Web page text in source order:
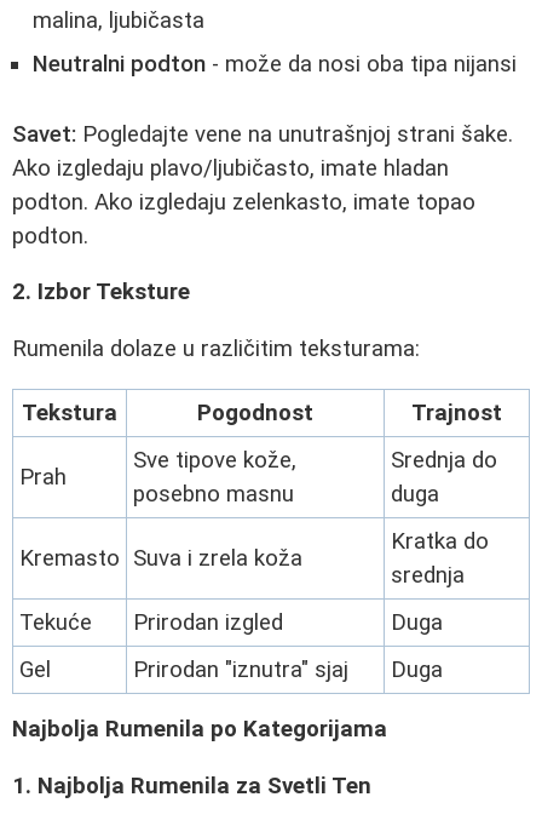
malina, ljubičasta
Neutralni podton - može da nosi oba tipa nijansi
Savet: Pogledajte vene na unutrašnjoj strani šake.
Ako izgledaju plavo/ljubičasto, imate hladan
podton. Ako izgledaju zelenkasto, imate topao
podton.
2. Izbor Teksture
Rumenila dolaze u različitim teksturama:
Tekstura Pogodnost Trajnost
Prah
Sve tipove kože,
posebno masnu
Srednja do
duga
Kremasto Suva i zrela koža
Kratka do
srednja
Tekuće
Prirodan izgled
Duga
Gel
Prirodan "iznutra" sjaj Duga
Najbolja Rumenila po Kategorijama
1. Najbolja Rumenila za Svetli Ten